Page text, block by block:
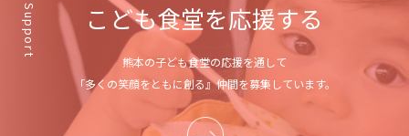
Support こども食堂を応援する
熊本の子ども食堂の応援を通して
「多くの笑顔をともに創る』仲間を募集しています。